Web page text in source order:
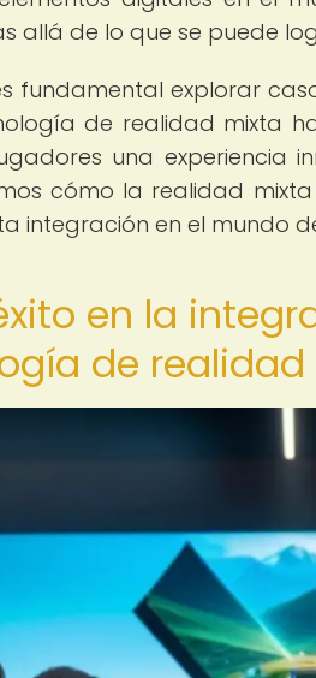
allá de lo que se puede
fundamental explorar
de realidad mixta
una experiencia
cómo la realidad
integración en el mundo
en la
de